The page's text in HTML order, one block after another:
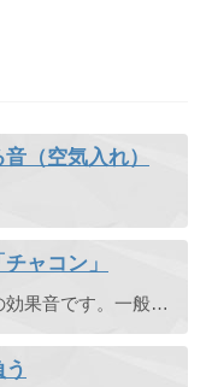
（空気入れ）
ャコン」
扉が閉まる「チャコン」という普通の効果音です。一般的な軽い扉です。